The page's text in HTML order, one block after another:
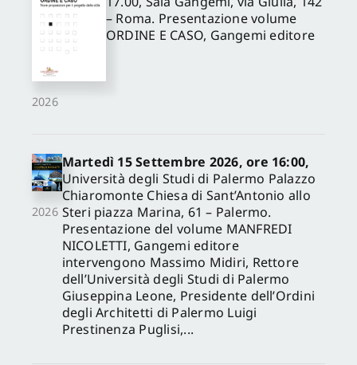
2026
– Roma. Presentazione volume
ORDINE E CASO, Gangemi editore
2026
Martedì 15 Settembre 2026, ore 16:00,
Università degli Studi di Palermo Palazzo
Chiaromonte Chiesa di Sant’Antonio allo
Steri piazza Marina, 61 – Palermo.
Presentazione del volume MANFREDI
NICOLETTI, Gangemi editore
intervengono Massimo Midiri, Rettore
dell’Università degli Studi di Palermo
Giuseppina Leone, Presidente dell’Ordini
degli Architetti di Palermo Luigi
Prestinenza Puglisi,...